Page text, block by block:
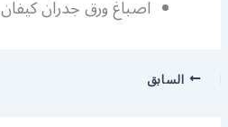
اصباغ ورق جدران كيفان
السابق